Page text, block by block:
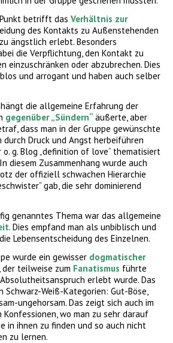
betrifft das Verhältnis zur
des Kontakts zu Außenstehenden
ängstlich erlebt. Besonders
die Verpflichtung, den Kontakt zu
einzuschränken oder abzubrechen. Dies
und arrogant und haben auch selber
die allgemeine Erfahrung der
gegenüber „Sündern“ äußerte, aber
dass man in der Gruppe gewünschte
durch Druck und Angst herbeiführen
g. Blog „definition of love“ thematisiert
diesem Zusammenhang wurde auch
der offiziell schwachen Hierarchie
gab, die sehr dominierend
genanntes Thema war das allgemeine
. Dies empfand man als unbiblisch und
Lebensentscheidung des Einzelnen.
wurde ein gewisser dogmatischer
teilweise zum Fanatismus führte
erlebt wurde. Das
Schwarz-Weiß-Kategorien: Gut-Böse,
ungehorsam. Das zeigt sich auch im
wo man zu sehr darauf
in ihnen zu finden und so auch nicht
zu lernen.